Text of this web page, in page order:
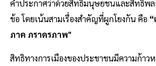
คำประกาศว่าด้วยสิทธิมนุษยชนและสิทธิพล
ข้อ โดยเน้นสามเรื่องสำคัญที่ผูกโยงกัน คือ
ภาค ภราดรภาพ"
สิทธิทางการเมืองของประชาชนมีความก้าว